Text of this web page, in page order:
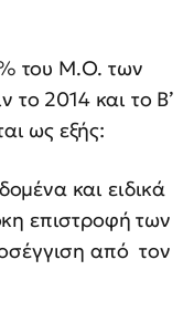
του Μ.Ο. των
2014 και το Β’
ως εξής:
και ειδικά
επιστροφή των
από τον